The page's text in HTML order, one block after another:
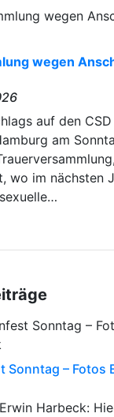
wegen
auf den
am
wo im nächsten
Sonntag – Fotos
Harbeck: